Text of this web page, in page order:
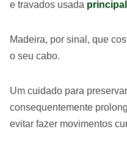
e travados usada
Madeira, por sinal, que
o seu cabo.
Um cuidado para
consequentemente
evitar fazer movimentos